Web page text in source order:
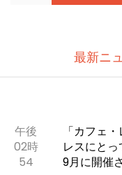
最新ニ
午後
02時
54
「カフェ
レスにと
9月に開催